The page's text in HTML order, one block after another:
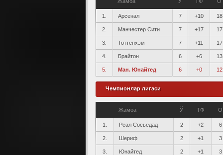
1. Арсенал 7 +10 18
2. Манчестер Сити 7 +17 17
3. Тоттенхэм 7 +11 17
4. Брайтон 6 +6 13
5. Ман. Юнайтед 6 +0 12
Чемпионлар лигаси
Жамоа Ў ТФ О
1. Реал Сосьедад 2 +2 6
2. Шериф 2 +1 3
3. Юнайтед 2 +1 3